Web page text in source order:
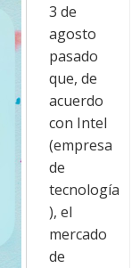
3 de
agosto
pasado
que, de
acuerdo
con Intel
(empresa
de
tecnología
), el
mercado
de